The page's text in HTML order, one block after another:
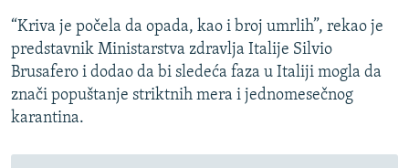
“Kriva je počela da opada, kao i broj umrlih”, rekao je
predstavnik Ministarstva zdravlja Italije Silvio
Brusafero i dodao da bi sledeća faza u Italiji mogla da
znači popuštanje striktnih mera i jednomesečnog
karantina.